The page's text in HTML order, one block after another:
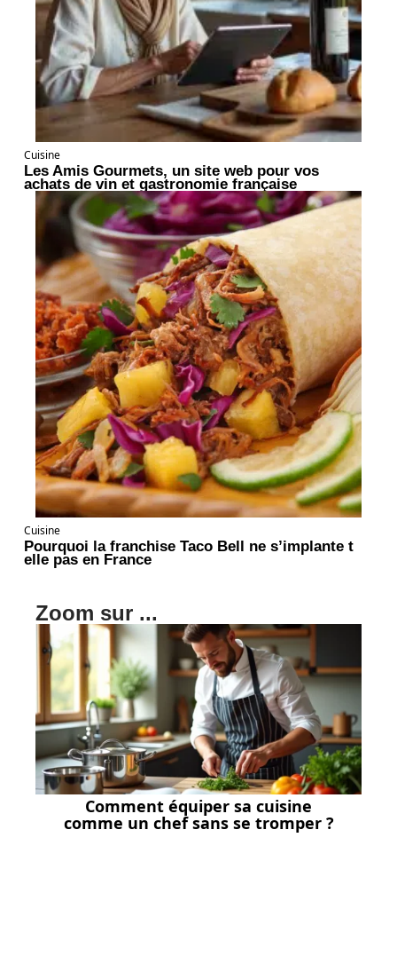
Cuisine
Les Amis Gourmets, un site web pour vos
achats de vin et gastronomie française
Cuisine
Pourquoi la franchise Taco Bell ne s’implante t
elle pas en France
Zoom sur ...
Comment équiper sa cuisine
comme un chef sans se tromper ?